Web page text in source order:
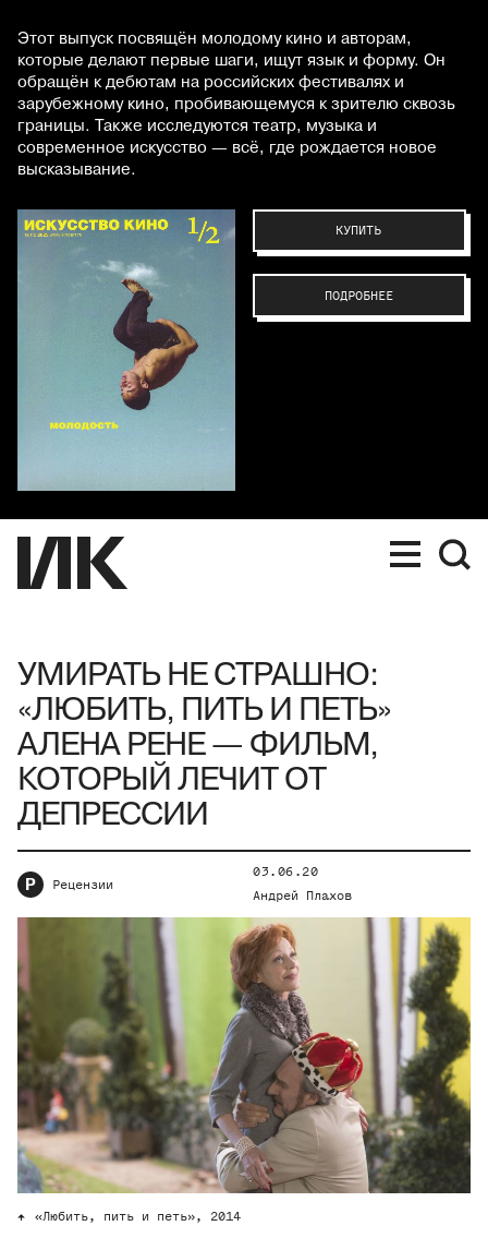
Этот выпуск посвящён молодому кино и авторам,
которые делают первые шаги, ищут язык и форму. Он
обращён к дебютам на российских фестивалях и
зарубежному кино, пробивающемуся к зрителю сквозь
границы. Также исследуются театр, музыка и
современное искусство — всё, где рождается новое
высказывание.
КУПИТЬ
ПОДРОБНЕЕ
УМИРАТЬ НЕ СТРАШНО:
«ЛЮБИТЬ, ПИТЬ И ПЕТЬ»
АЛЕНА РЕНЕ — ФИЛЬМ,
КОТОРЫЙ ЛЕЧИТ ОТ
ДЕПРЕССИИ
Р Рецензии
03.06.20
Андрей Плахов
«Любить, пить и петь», 2014